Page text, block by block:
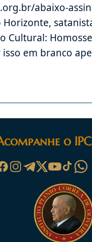
abaixo-
Cultural:
em branco
o